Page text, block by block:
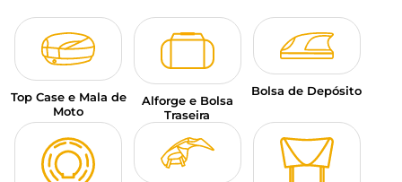
Top Case e Mala de
Moto
Alforge e Bolsa
Traseira
Bolsa de Depósito